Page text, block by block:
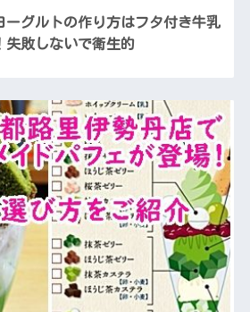
ーグルトの作り方はフタ付き牛乳
失敗しないで衛生的